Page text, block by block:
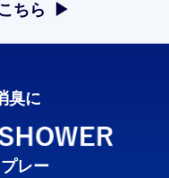
ちら
臭に
レー